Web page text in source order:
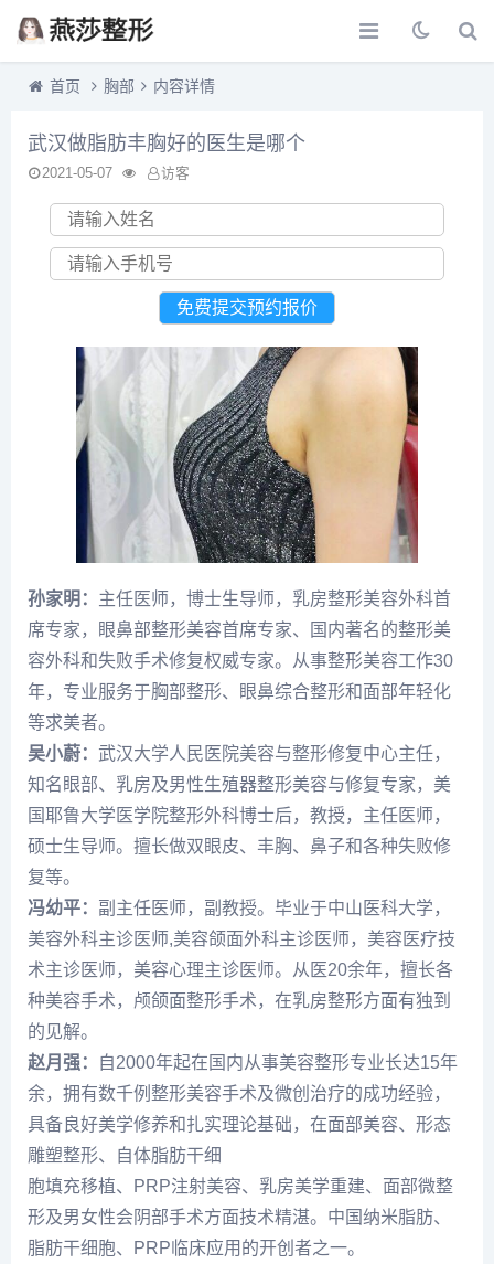
首页 胸部 内容详情
武汉做脂肪丰胸好的医生是哪个
2021-05-07 访客
孙家明： 主任医师，博士生导师，乳房整形美容外科首
席专家，眼鼻部整形美容首席专家、国内著名的整形美
容外科和失败手术修复权威专家。从事整形美容工作30
年，专业服务于胸部整形、眼鼻综合整形和面部年轻化
等求美者。
吴小蔚： 武汉大学人民医院美容与整形修复中心主任，
知名眼部、乳房及男性生殖器整形美容与修复专家，美
国耶鲁大学医学院整形外科博士后，教授，主任医师，
硕士生导师。擅长做双眼皮、丰胸、鼻子和各种失败修
复等。
冯幼平： 副主任医师，副教授。毕业于中山医科大学，
美容外科主诊医师,美容颌面外科主诊医师，美容医疗技
术主诊医师，美容心理主诊医师。从医20余年，擅长各
种美容手术，颅颌面整形手术，在乳房整形方面有独到
的见解。
赵月强：
自2000年起在国内从事美容整形专业长达15年
余，拥有数千例整形美容手术及微创治疗的成功经验，
具备良好美学修养和扎实理论基础，在面部美容、形态
雕塑整形、自体脂肪干细
胞填充移植、PRP注射美容、乳房美学重建、面部微整
形及男女性会阴部手术方面技术精湛。中国纳米脂肪、
脂肪干细胞、PRP临床应用的开创者之一。